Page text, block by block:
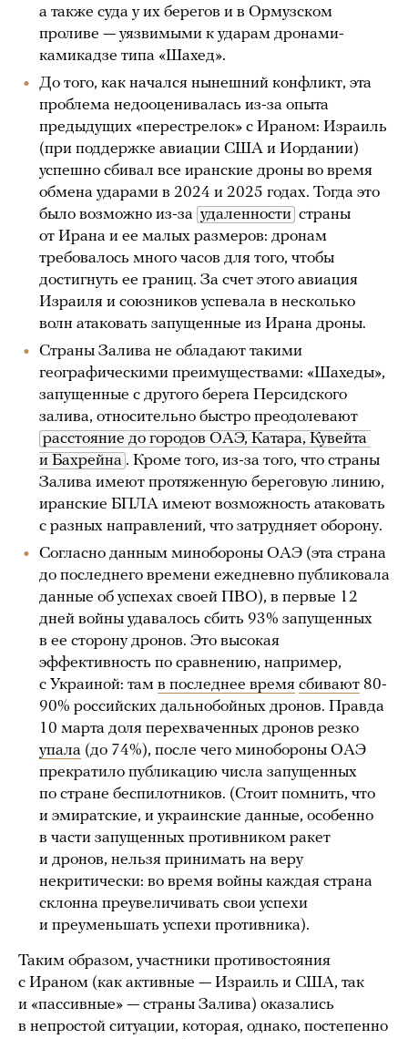
а также суда у их берегов и в Ормузском
проливе — уязвимыми к ударам дронами-
камикадзе типа «Шахед».
До того, как начался нынешний конфликт, эта
проблема недооценивалась из-за опыта
предыдущих «перестрелок» с Ираном: Израиль
(при поддержке авиации США и Иордании)
успешно сбивал все иранские дроны во время
обмена ударами в 2024 и 2025 годах. Тогда это
было возможно из-за удаленности страны
от Ирана и ее малых размеров: дронам
требовалось много часов для того, чтобы
достигнуть ее границ. За счет этого авиация
Израиля и союзников успевала в несколько
волн атаковать запущенные из Ирана дроны.
Страны Залива не обладают такими
географическими преимуществами: «Шахеды»,
запущенные с другого берега Персидского
залива, относительно быстро преодолевают
расстояние до городов ОАЭ, Катара, Кувейта
и Бахрейна . Кроме того, из-за того, что страны
Залива имеют протяженную береговую линию,
иранские БПЛА имеют возможность атаковать
с разных направлений, что затрудняет оборону.
Согласно данным минобороны ОАЭ (эта страна
до последнего времени ежедневно публиковала
данные об успехах своей ПВО), в первые 12
дней войны удавалось сбить 93% запущенных
в ее сторону дронов. Это высокая
эффективность по сравнению, например,
с Украиной: там в последнее время сбивают 80-
90% российских дальнобойных дронов. Правда
10 марта доля перехваченных дронов резко
упала (до 74%), после чего минобороны ОАЭ
прекратило публикацию числа запущенных
по стране беспилотников. (Стоит помнить, что
и эмиратские, и украинские данные, особенно
в части запущенных противником ракет
и дронов, нельзя принимать на веру
некритически: во время войны каждая страна
склонна преувеличивать свои успехи
и преуменьшать успехи противника).
Таким образом, участники противостояния
с Ираном (как активные — Израиль и США, так
и «пассивные» — страны Залива) оказались
в непростой ситуации, которая, однако, постепенно